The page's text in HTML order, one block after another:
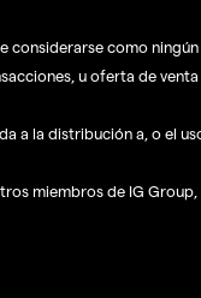
como
u oferta de
a la distribución a, o el
miembros de IG